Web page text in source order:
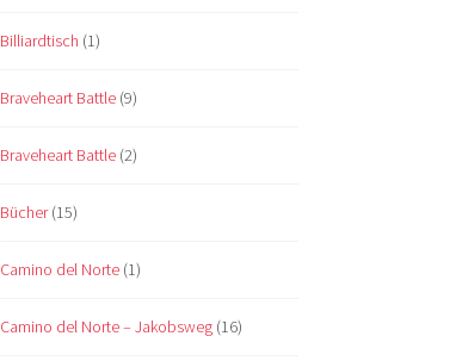
Billiardtisch (1)
Braveheart Battle (9)
Braveheart Battle (2)
Bücher(15)
Camino del Norte (1)
Camino del Norte – Jakobsweg (16)